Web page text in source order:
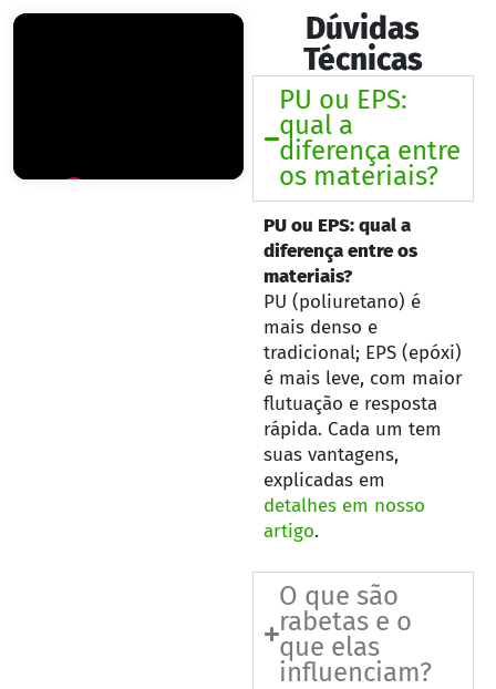
Dúvidas
Técnicas
PU ou EPS:
qual a
diferença entre
os materiais?
PU ou EPS: qual a
diferença entre os
materiais?
PU (poliuretano) é
mais denso e
tradicional; EPS (epóxi)
é mais leve, com maior
flutuação e resposta
rápida. Cada um tem
suas vantagens,
explicadas em
detalhes em nosso
artigo.
O que são
rabetas e o
que elas
influenciam?